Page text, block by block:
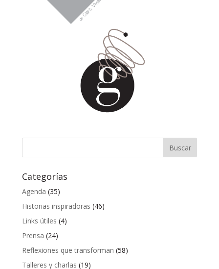
Categorías
Agenda (35)
Historias inspiradoras (46)
Links útiles (4)
Prensa (24)
Reflexiones que transforman (58)
Talleres y charlas (19)